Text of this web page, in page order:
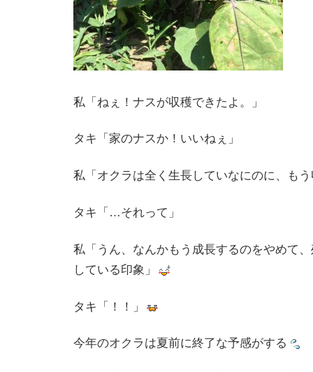
私「ねぇ！ナスが収穫できたよ。」
タキ「家のナスか！いいねぇ」
私「オクラは全く生長していなにのに、も
タキ「…それって」
私「うん、なんかもう成長するのをやめて
している印象」
タキ「！！」
今年のオクラは夏前に終了な予感がする